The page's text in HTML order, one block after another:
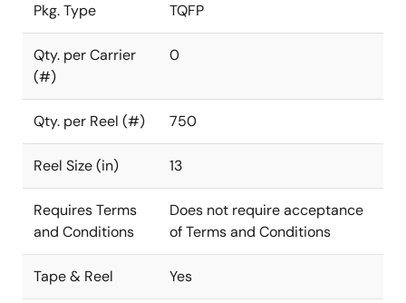
Pkg. Type TQFP
Qty. per Carrier
(#)
0
Qty. per Reel (#) 750
Reel Size (in) 13
Requires Terms
and Conditions
Does not require acceptance
of Terms and Conditions
Tape & Reel Yes